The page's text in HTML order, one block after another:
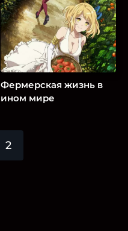
Фермерская жизнь в
ином мире
2